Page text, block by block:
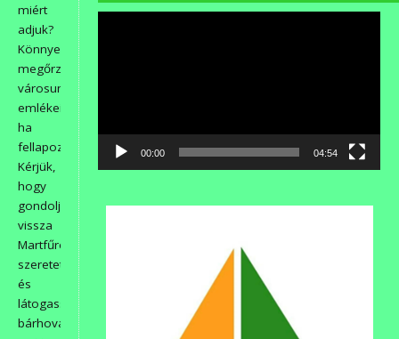
miért
adjuk?
Könnyebben
megőrzik
városunkat
emlékeikben,
ha
fellapozzák.
Kérjük,
hogy
gondoljanak
vissza
Martfűre
szeretettel,
és
látogassák,
bárhová
00:00 04:54